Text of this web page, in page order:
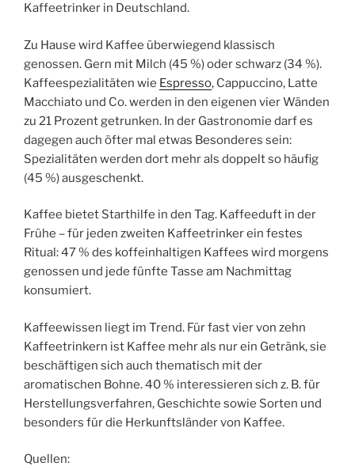
Kaffeetrinker in Deutschland.
Zu Hause wird Kaffee überwiegend klassisch
genossen. Gern mit Milch (45 %) oder schwarz (34 %).
Kaffeespezialitäten wie Espresso, Cappuccino, Latte
Macchiato und Co. werden in den eigenen vier Wänden
zu 21 Prozent getrunken. In der Gastronomie darf es
dagegen auch öfter mal etwas Besonderes sein:
Spezialitäten werden dort mehr als doppelt so häufig
(45 %) ausgeschenkt.
Kaffee bietet Starthilfe in den Tag. Kaffeeduft in der
Frühe – für jeden zweiten Kaffeetrinker ein festes
Ritual: 47 % des koffeinhaltigen Kaffees wird morgens
genossen und jede fünfte Tasse am Nachmittag
konsumiert.
Kaffeewissen liegt im Trend. Für fast vier von zehn
Kaffeetrinkern ist Kaffee mehr als nur ein Getränk, sie
beschäftigen sich auch thematisch mit der
aromatischen Bohne. 40 % interessieren sich z. B. für
Herstellungsverfahren, Geschichte sowie Sorten und
besonders für die Herkunftsländer von Kaffee.
Quellen: